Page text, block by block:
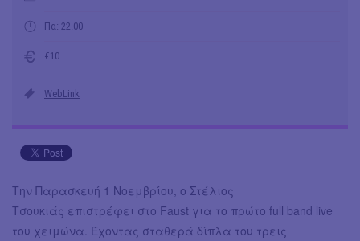
Πα: 22.00
€10
WebLink
Την Παρασκευή 1 Νοεμβρίου, ο Στέλιος
Τσουκιάς επιστρέφει στο Faust για το πρώτο full band live
του χειμώνα. Έχοντας σταθερά δίπλα του τρεις